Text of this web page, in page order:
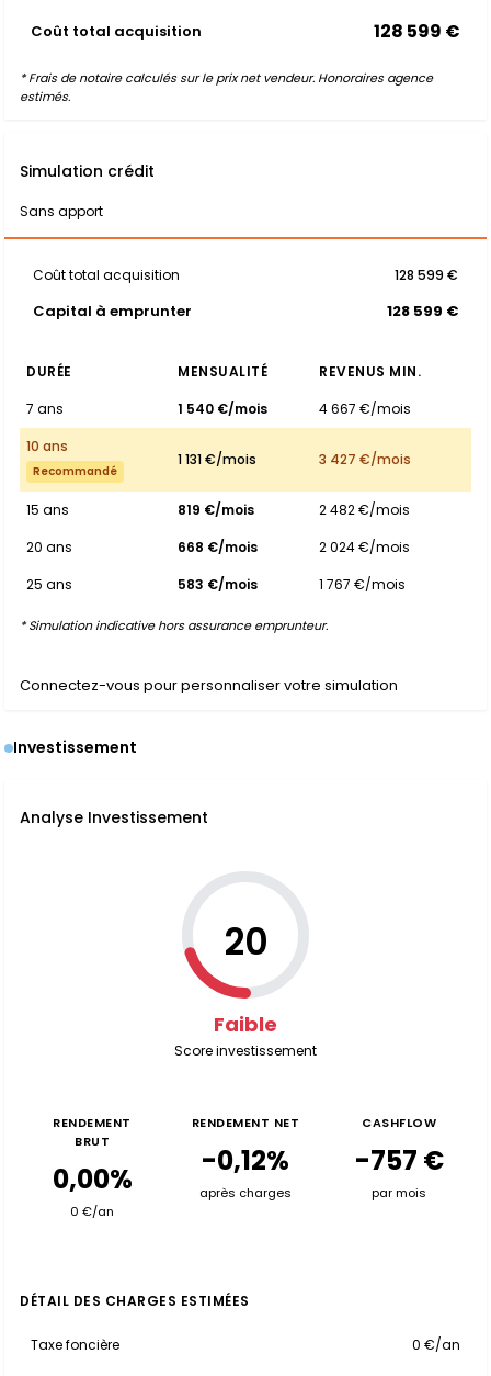
Coût total acquisition 128 599 €
* Frais de notaire calculés sur le prix net vendeur. Honoraires agence
estimés.
Simulation crédit
Sans apport
Coût total acquisition 128 599 €
Capital à emprunter 128 599 €
DURÉE MENSUALITÉ
REVENUS MIN.
7 ans
1 540 €/mois
4 667 €/mois
10 ans
Recommandé
1 131 €/mois 3 427 €/mois
15 ans 819 €/mois
2 482 €/mois
20 ans
668 €/mois
2 024 €/mois
25 ans
583 €/mois 1 767 €/mois
* Simulation indicative hors assurance emprunteur.
Connectez-vous pour personnaliser votre simulation
Investissement
Analyse Investissement
20
Faible
Score investissement
RENDEMENT
BRUT
0,00%
0 €/an
RENDEMENT NET
-0,12%
après charges
CASHFLOW
-757 €
par mois
DÉTAIL DES CHARGES ESTIMÉES
Taxe foncière 0 €/an